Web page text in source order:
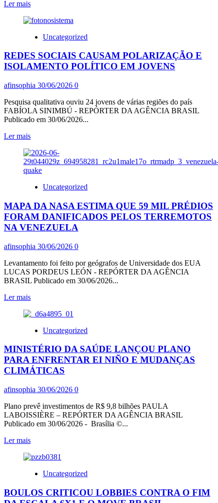
DA
6X1”,
O
DA
CUT/SP,
RAIMUNDO
SUZART
Ler maisLeia
sobre
NASSIF:
INSPETOR
CLOUSEAU
OS
VAZAMENTOS
DA
POLÍCIA
FEDERAL
Uncategorized
REDES SOCIAIS CAUSAM POLARIZAÇÃO E
ISOLAMENTO POLÍTICO EM JOVENS
afinsophia 30/06/2026 0
Pesquisa qualitativa ouviu 24 jovens de várias regiões do país
FABÍOLA SINIMBÚ - REPÓRTER DA AGÊNCIA BRASIL
Publicado em 30/06/2026...
Ler maisLeia
sobre
REDES
SOCIAIS
POLARIZAÇÃO
ISOLAMENTO
POLÍTICO
EM
JOVENS
Uncategorized
MAPA DA NASA ESTIMA QUE 59 MIL PRÉDIOS
FORAM DANIFICADOS PELOS TERREMOTOS
NA VENEZUELA
afinsophia 30/06/2026 0
Levantamento foi feito por geógrafos de Universidade dos EUA
LUCAS PORDEUS LEÓN - REPÓRTER DA AGÊNCIA
BRASIL Publicado em 30/06/2026...
Ler maisLeia
sobre
DA
ESTIMA
QUE
59
MIL
FORAM
DANIFICADOS
PELOS
TERREMOTOS
NA
VENEZUELA
Uncategorized
MINISTÉRIO DA SAÚDE LANÇOU PLANO
PARA ENFRENTAR EI NIÑO E MUDANÇAS
CLIMÁTICAS
afinsophia 30/06/2026 0
Plano prevê investimentos de R$ 9,8 bilhões PAULA
LABOISSIÈRE – REPÓRTER DA AGÊNCIA BRASIL
Publicado em 30/06/2026 - Brasília ©...
Ler maisLeia
sobre
DA
LANÇOU
PLANO
Uncategorized
BOULOS CRITICOU LOBBIES CONTRA O FIM